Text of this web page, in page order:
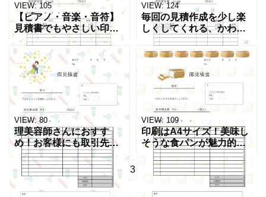
VIEW: 105
【ピアノ・音楽・音符】
見積書でもやさしい印象
を大切にしたい方へ、か
わいいデザインのテンプ
レートをご用意しまし
た。「ピアノ・音楽・音
符」のイラストが入って
いるため
VIEW: 124
毎回の見積作成を少し楽
しくしてくれる、かわい
いデザインの見積書のテ
ンプレートです。文字だ
けになりがちな書類に、
ブルーカラーとかわいい
猫のレイアウトを添えま
した。
VIEW: 80
理美容師さんにおすす
め！お客様にも取引先に
も使えるハサミ＆美容院
グッズ背景デザインの見
積書の無料テンプレート
になります。エクセル・
VIEW: 109
印刷はA4サイズ！美味し
そうな食パンが魅力的で
シンプルな見積書の無料
テンプレートになりま
す。縦長A4サイズで使い
やすくエクセル・ワード
1 2 3 Next »